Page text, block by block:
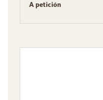
A petición